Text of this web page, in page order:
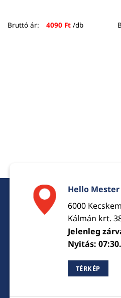
Bruttó ár: 4090 Ft/db
Hello
6000
Kálmán krt.
Jelenleg
Nyitás: 07:30.
TÉRKÉP